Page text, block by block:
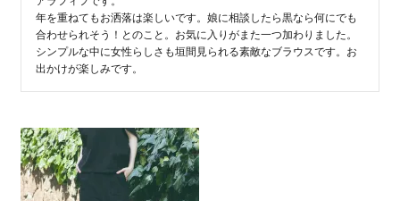
年を重ねてもお洒落は楽しいです。娘に相談したら黒なら何にでも
合わせられそう！とのこと。お気に入りがまた一つ加わりました。
シンプルな中に女性らしさも垣間見られる素敵なブラウスです。お
出かけが楽しみです。